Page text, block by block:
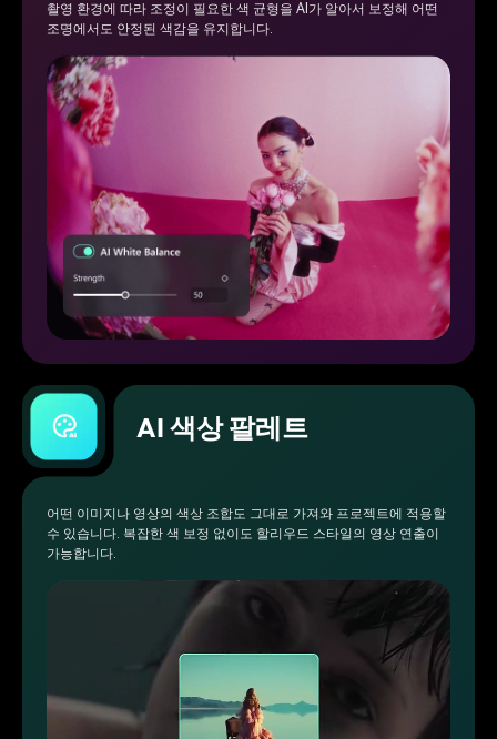
촬영 환경에 따라 조정이 필요한 색 균형을 AI가 알아서 보정해 어떤
조명에서도 안정된 색감을 유지합니다.
AI 색상 팔레트
어떤 이미지나 영상의 색상 조합도 그대로 가져와 프로젝트에 적용할
수 있습니다. 복잡한 색 보정 없이도 할리우드 스타일의 영상 연출이
가능합니다.